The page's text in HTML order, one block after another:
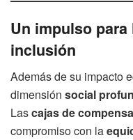
Un impulso
inclusión
Además de su impacto
dimensión social
Lascajas de
compromiso con la